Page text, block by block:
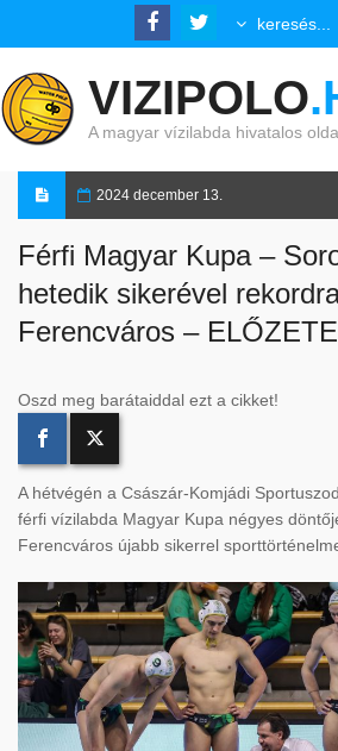
VIZIPOLO
A magyar vízilabda hivatalos
2024 december 13.
Férfi Magyar Kupa –
hetedik sikerével
Ferencváros –
Oszd meg barátaiddal ezt a cikket!
A hétvégén a Császár-Komjádi
férfi vízilabda Magyar Kupa négyes
Ferencváros újabb sikerrel